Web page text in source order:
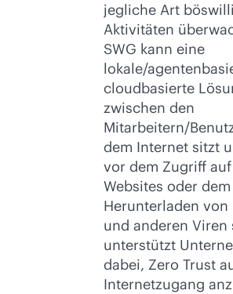
jegliche Art
Aktivitäten
SWG kann eine
lokale/
cloudbasierte
zwischen den
Mitarbeitern/
dem Internet sitzt
vor dem Zugriff
Websites oder dem
Herunterladen von
und anderen Viren
unterstützt
dabei, Zero Trust
Internetzugang